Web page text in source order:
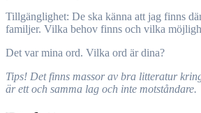
Tillgänglighet: De ska känna att jag finns
familjer. Vilka behov finns och vilka
Det var mina ord. Vilka ord är dina?
Tips! Det finns massor av bra litteratur
är ett och samma lag och inte motståndare.